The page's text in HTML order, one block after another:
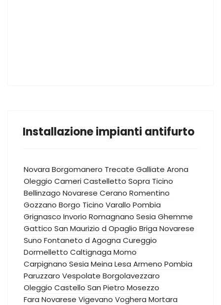
Installazione impianti antifurto
Novara Borgomanero Trecate Galliate Arona
Oleggio CameriCastelletto Sopra Ticino
Bellinzago Novarese Cerano Romentino
Gozzano Borgo Ticino Varallo Pombia
Grignasco Invorio Romagnano Sesia Ghemme
Gattico San Maurizio d Opaglio Briga Novarese
Suno Fontaneto d Agogna Cureggio
Dormelletto Caltignaga Momo
Carpignano Sesia Meina Lesa Armeno Pombia
Paruzzaro Vespolate Borgolavezzaro
Oleggio Castello San Pietro Mosezzo
Fara Novarese Vigevano Voghera Mortara